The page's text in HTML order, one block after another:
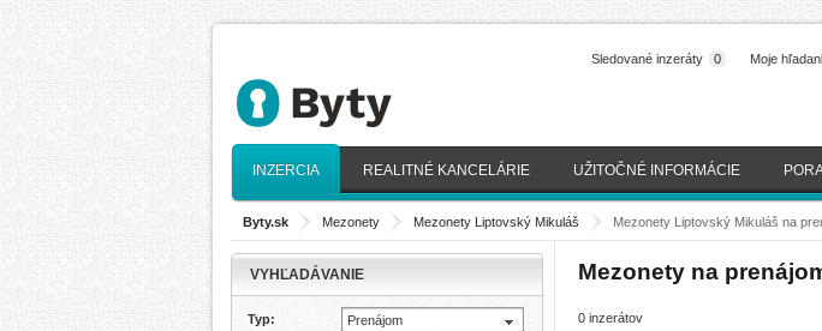
Moje
Sledované inzeráty 0
INZERCIA REALITNÉ KANCELÁRIE UŽITOČNÉ INFORMÁCIE
Byty.sk > Mezonety > Mezonety Liptovský Mikuláš > Mezonety Liptovský Mikuláš na
Mezonety na
0 inzerátov
VYHĽADÁVANIE
Typ: Prenájom